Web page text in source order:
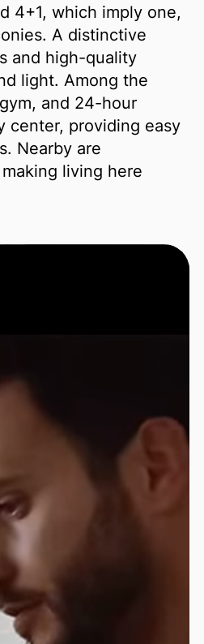
4+1, which imply one,
A distinctive
and high-quality
light. Among the
and 24-hour
center, providing easy
Nearby are
living here